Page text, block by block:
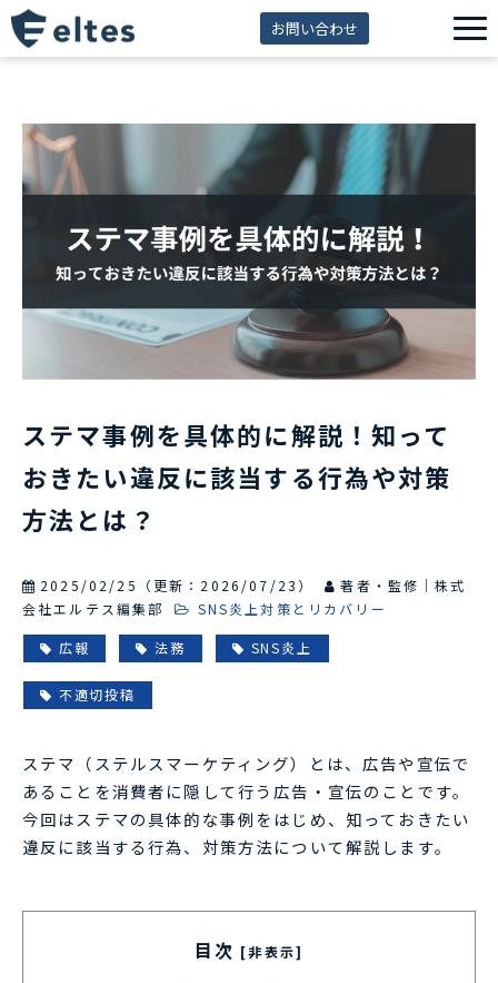
お問い合わせ
解決できる課題
セミナー
導入事例
ステマ事例を具体的に解説！知って
おきたい違反に該当する行為や対策
方法とは？
2025/02/25 （更新： 2026/07/23 ）
著者・監修｜株式
会社エルテス編集部
SNS炎上対策とリカバリー
広報 法務 SNS炎上
不適切投稿
ステマ（ステルスマーケティング）とは、広告や宣伝で
あることを消費者に隠して行う広告・宣伝のことです。
今回はステマの具体的な事例をはじめ、知っておきたい
違反に該当する行為、対策方法について解説します。
目次 [非表示]